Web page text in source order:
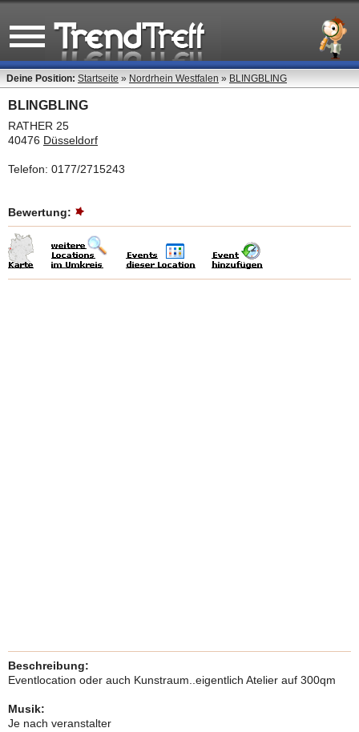
Deine Position: Startseite » Nordrhein Westfalen » BLINGBLING
BLINGBLING
RATHER 25
40476 Düsseldorf
Telefon: 0177/2715243
Bewertung:
Beschreibung:
Eventlocation oder auch Kunstraum..eigentlich Atelier auf 300qm
Musik:
Je nach veranstalter